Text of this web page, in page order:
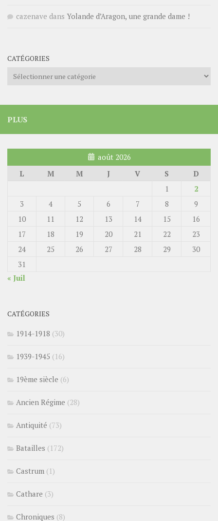
cazenave dans Yolande d’Aragon, une grande dame !
CATÉGORIES
Catégories
PLUS
août 2026
L
M M J V S
D
1
2
3
4 5 6 7 8
9
10
11 12 13 14 15
16
17
18 19 20 21 22
23
24
25 26 27 28 29
30
31
« Juil
CATÉGORIES
1914-1918 (30)
1939-1945 (16)
19ème siècle (6)
Ancien Régime (28)
Antiquité (73)
Batailles (172)
Castrum (1)
Cathare (3)
Chroniques (8)